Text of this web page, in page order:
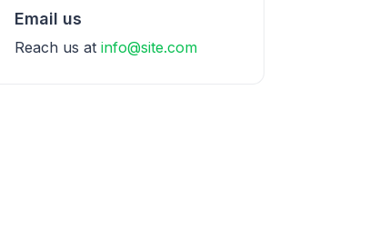
Email us
Reach us at info@site.com